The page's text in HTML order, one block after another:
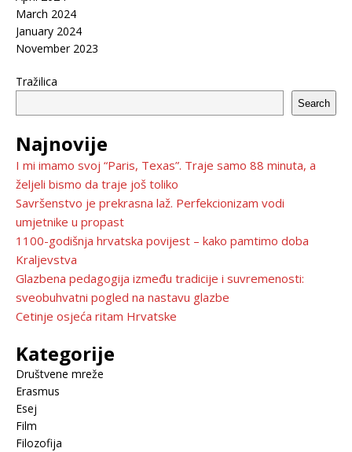
March 2024
January 2024
November 2023
Tražilica
Search
Najnovije
I mi imamo svoj “Paris, Texas”. Traje samo 88 minuta, a
željeli bismo da traje još toliko
Savršenstvo je prekrasna laž. Perfekcionizam vodi
umjetnike u propast
1100-godišnja hrvatska povijest – kako pamtimo doba
Kraljevstva
Glazbena pedagogija između tradicije i suvremenosti:
sveobuhvatni pogled na nastavu glazbe
Cetinje osjeća ritam Hrvatske
Kategorije
Društvene mreže
Erasmus
Esej
Film
Filozofija